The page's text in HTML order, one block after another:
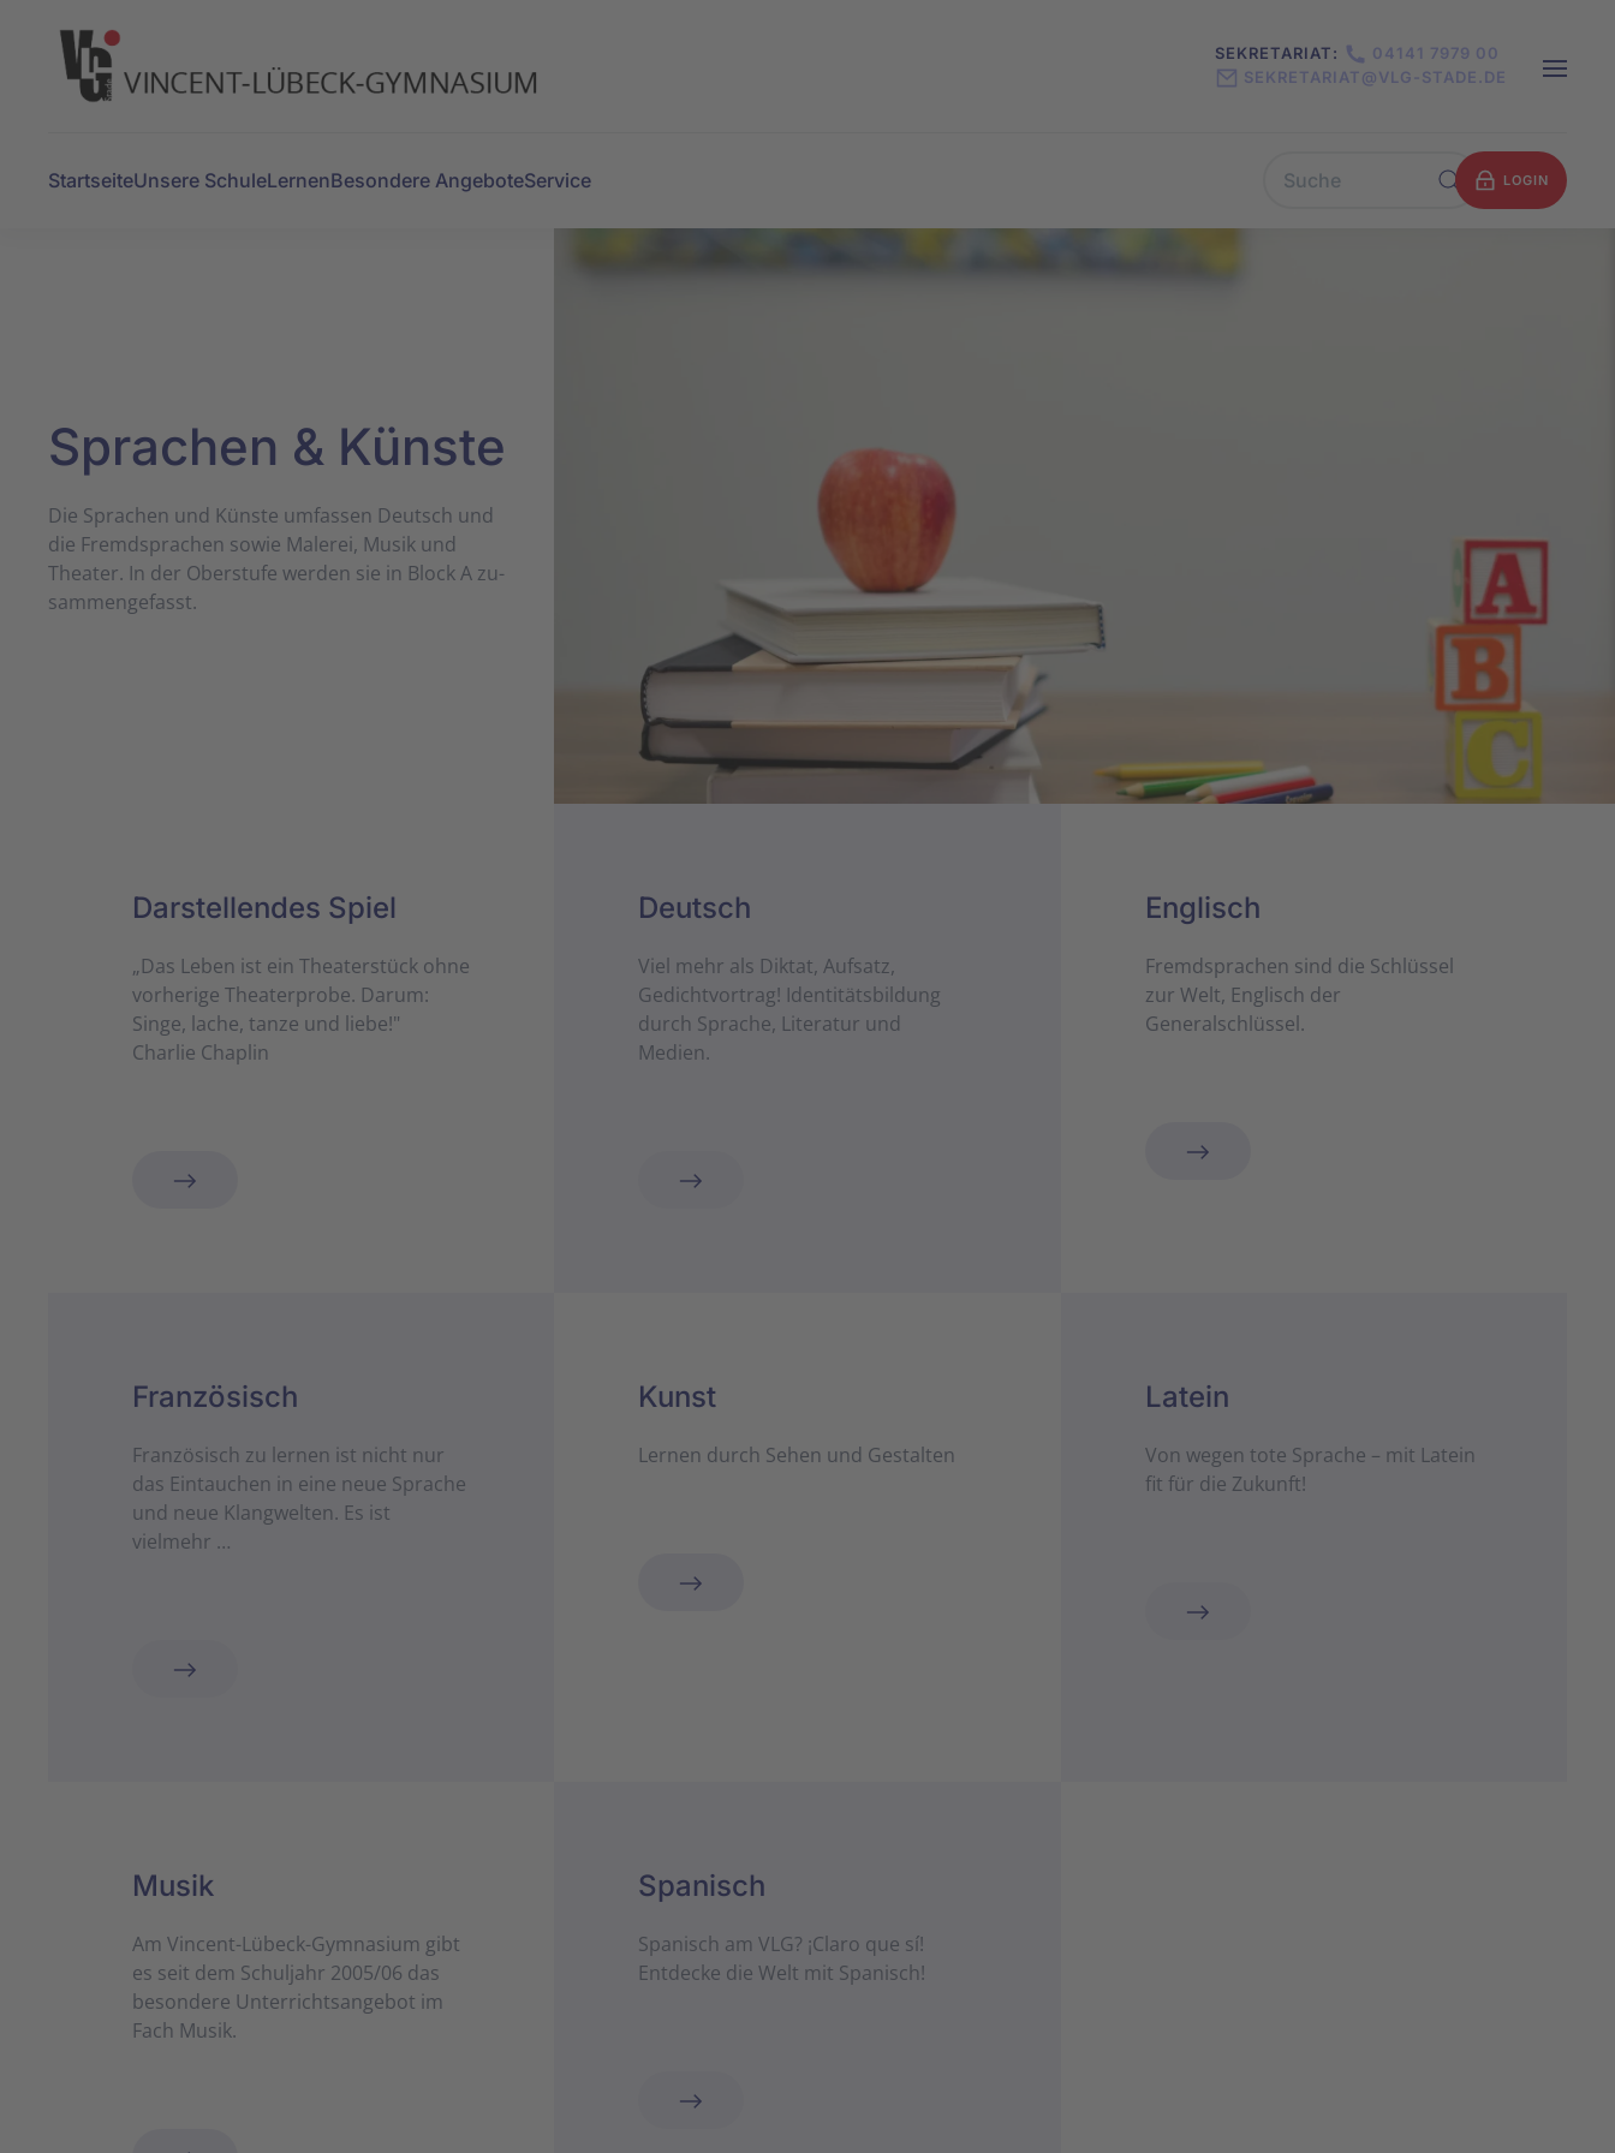
Zum Hauptinhalt springen
SEKRETARIAT:
04141 7979 00
SEKRETARIAT@VLG-STADE.DE
StartseiteUnsere SchuleLernenBesondere AngeboteService LOGIN
Sprachen & Künste
Die Sprachen und Künste um­fassen Deutsch und
die Fremdsprachen sowie Malerei, Musik und
Theater. In der Ober­stufe werden sie in Block A zu­
sam­men­ge­fasst.
Darstellendes Spiel
„Das Leben ist ein Theaterstück ohne
vorherige Theaterprobe. Darum:
Singe, lache, tanze und liebe!"
Charlie Chaplin
Deutsch
Viel mehr als Diktat, Aufsatz,
Gedichtvortrag! Identitätsbildung
durch Sprache, Literatur und
Medien.
Englisch
Fremdsprachen sind die Schlüssel
zur Welt, Englisch der
Generalschlüssel.
Französisch
Französisch zu lernen ist nicht nur
das Eintauchen in eine neue Sprache
und neue Klangwelten. Es ist
vielmehr …
Kunst
Lernen durch Sehen und Gestalten
Latein
Von wegen tote Sprache – mit Latein
fit für die Zukunft!
Musik
Am Vincent-Lübeck-Gymnasium gibt
es seit dem Schuljahr 2005/06 das
besondere Unterrichtsangebot im
Fach Musik.
Spanisch
Spanisch am VLG? ¡Claro que sí!
Entdecke die Welt mit Spanisch!